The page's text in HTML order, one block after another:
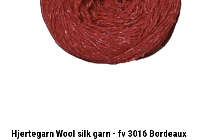
Hjertegarn Wool silk garn - fv 3016 Bordeaux